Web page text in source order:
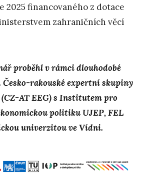
2025 financovaného z dotace
zahraničních věcí
proběhl v rámci dlouhodobé
Česko-rakouské expertní skupiny
AT EEG) s Institutem pro
politiku UJEP, FEL
univerzitou ve Vídni.